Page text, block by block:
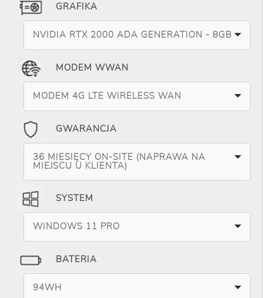
GRAFIKA
NVIDIA RTX 2000 ADA GENERATION - 8GB
MODEM WWAN
MODEM 4G LTE WIRELESS WAN
GWARANCJA
36 MIESIĘCY ON-SITE (NAPRAWA NA
MIEJSCU U KLIENTA)
SYSTEM
WINDOWS 11 PRO
BATERIA
94WH